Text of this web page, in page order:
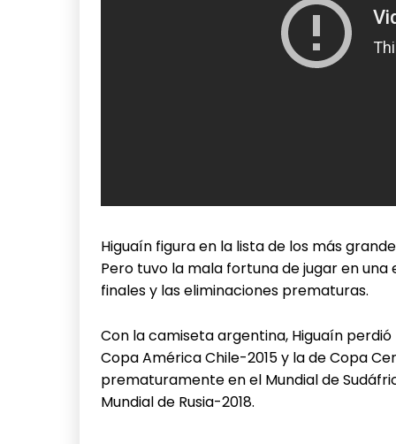
Higuaín figura en la lista de los más
Pero tuvo la mala fortuna de jugar en
finales y las eliminaciones prematuras.
Con la camiseta argentina, Higuaín
Copa América Chile-2015 y la de Copa
prematuramente en el Mundial de
Mundial de Rusia-2018.